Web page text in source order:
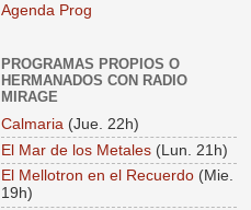
Agenda Prog
PROGRAMAS PROPIOS O
HERMANADOS CON RADIO
MIRAGE
Calmaria (Jue. 22h)
El Mar de los Metales (Lun. 21h)
El Mellotron en el Recuerdo (Mie.
19h)